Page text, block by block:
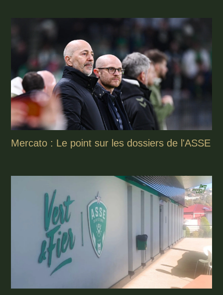
Mercato : Le point sur les dossiers de l'ASSE